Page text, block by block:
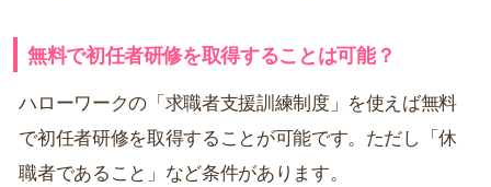
無料で初任者研修を取得することは可能？
ハローワークの「求職者支援訓練制度」を使えば無料
で初任者研修を取得することが可能です。ただし「休
職者であること」など条件があります。